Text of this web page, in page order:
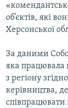
об’єктів, які
Херсонської
За даними
яка працювала
з регіону
керівництва,